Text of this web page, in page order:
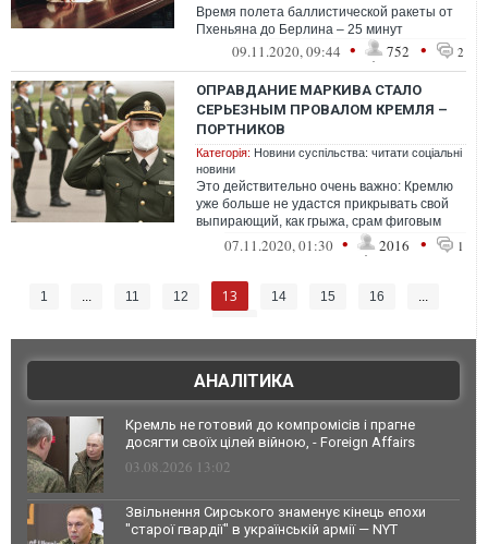
Время полета баллистической ракеты от
Пхеньяна до Берлина – 25 минут
09.11.2020, 09:44 • 752 • 2
ОПРАВДАНИЕ МАРКИВА СТАЛО
СЕРЬЕЗНЫМ ПРОВАЛОМ КРЕМЛЯ –
ПОРТНИКОВ
Категорія: Новини суспільства: читати соціальні
новини
Это действительно очень важно: Кремлю
уже больше не удастся прикрывать свой
выпирающий, как грыжа, срам фиговым
листочком итальянского приговора
07.11.2020, 01:30 • 2016 • 1
1 ... 11 12 13 14 15 16
...
АНАЛІТИКА
Кремль не готовий до компромісів і прагне
досягти своїх цілей війною, - Foreign Affairs
03.08.2026 13:02
Звільнення Сирського знаменує кінець епохи
"старої гвардії" в українській армії — NYT